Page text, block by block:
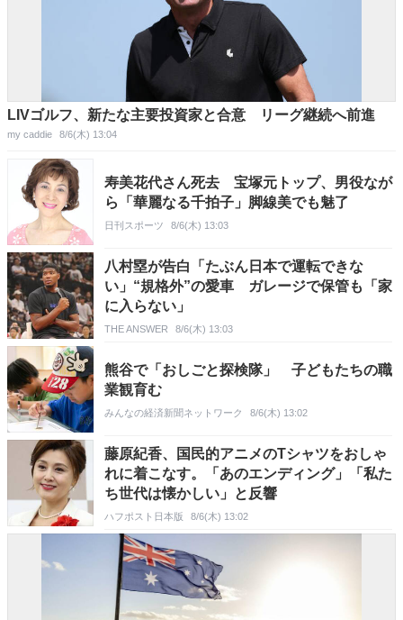
LIVゴルフ、新たな主要投資家と合意 リーグ継続へ前進
my caddie 8/6(木) 13:04
寿美花代さん死去 宝塚元トップ、男役なが
ら「華麗なる千拍子」脚線美でも魅了
日刊スポーツ 8/6(木) 13:03
八村塁が告白「たぶん日本で運転できな
い」“規格外”の愛車 ガレージで保管も「家
に入らない」
THE ANSWER 8/6(木) 13:03
熊谷で「おしごと探検隊」 子どもたちの職
業観育む
みんなの経済新聞ネットワーク 8/6(木) 13:02
藤原紀香、国民的アニメのTシャツをおしゃ
れに着こなす。「あのエンディング」「私た
ち世代は懐かしい」と反響
ハフポスト日本版 8/6(木) 13:02